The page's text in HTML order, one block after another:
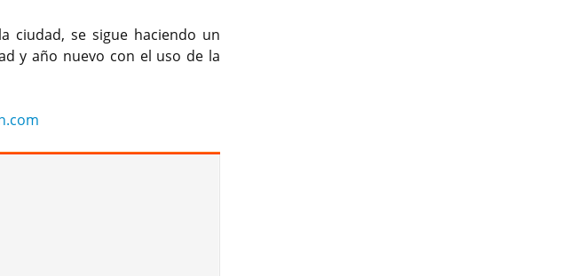
ciudad, se sigue haciendo un
y año nuevo con el uso de la